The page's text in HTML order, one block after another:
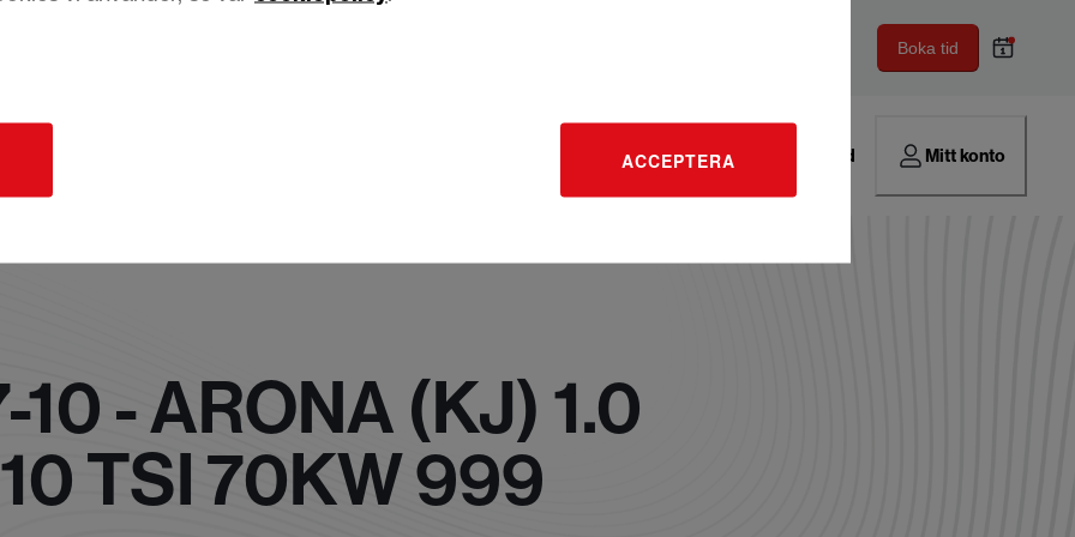
ACCEPTERA
Boka tid
Hitta verkstad Mitt konto
- ARONA (KJ) 1.0
TSI 70KW 999